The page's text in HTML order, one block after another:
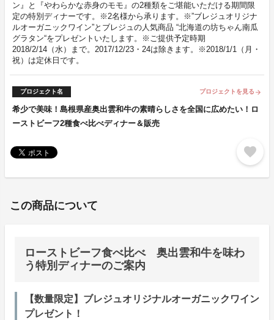
ン』と『やわらかな赤身のモモ』の2種類をご堪能いただける期間限
定の特別ディナーです。※2名様から承ります。※”ブレジュオリジナ
ルオーガニックワイン”とブレジュの人気商品 “北海道の坊ちゃん南瓜
グラタン“をプレゼントいたします。※ご提供予定時期
2018/2/14（水）まで。2017/12/23・24は除きます。※2018/1/1（月・
祝）は定休日です。
プロジェクト名 プロジェクトを見る arrow_forward
希少で美味！島根県産奥出雲和牛の素晴らしさを全国に広めたい！ロ
ーストビーフ2種食べ比べディナー＆販売
favorite
この商品について
ローストビーフ食べ比べ 奥出雲和牛を味わ
う特別ディナーのご案内
【数量限定】ブレジュオリジナルオーガニックワイン
プレゼント！